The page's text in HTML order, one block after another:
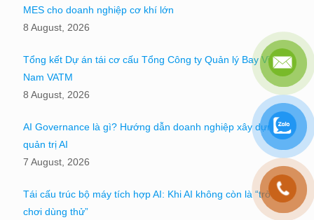
MES cho doanh nghiệp cơ khí lớn
8 August, 2026
Tổng kết Dự án tái cơ cấu Tổng Công ty Quản lý Bay Việt
Nam VATM
8 August, 2026
AI Governance là gì? Hướng dẫn doanh nghiệp xây dựng
quản trị AI
7 August, 2026
Tái cấu trúc bộ máy tích hợp AI: Khi AI không còn là “trò
chơi dùng thử”